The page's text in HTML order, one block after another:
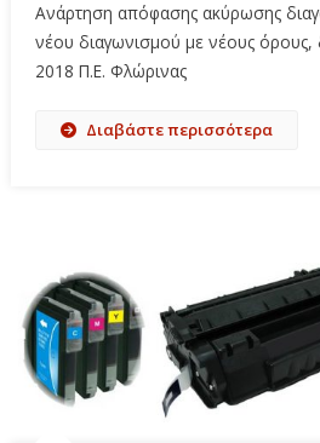
Ανάρτηση απόφασης ακύρωσης
νέου διαγωνισμού με νέους
2018 Π.Ε. Φλώρινας
Διαβάστε περισσότερα